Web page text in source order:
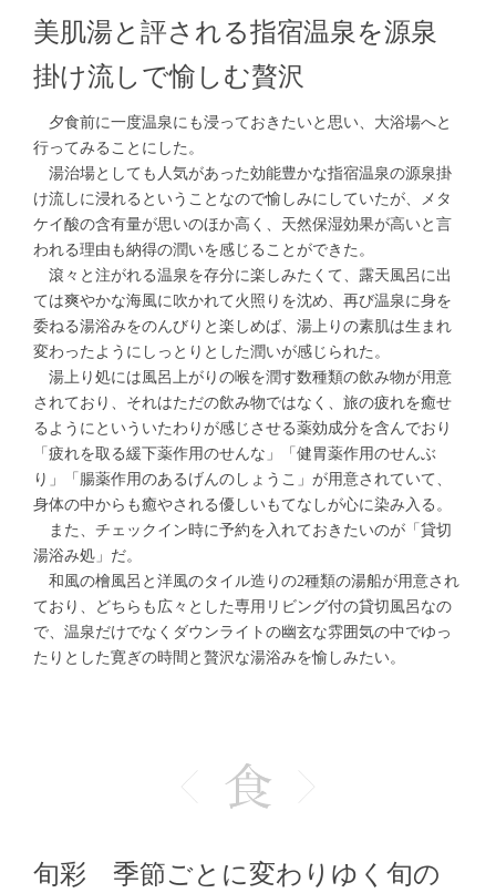
美肌湯と評される指宿温泉を源泉
掛け流しで愉しむ贅沢
夕食前に一度温泉にも浸っておきたいと思い、大浴場へと
行ってみることにした。
湯治場としても人気があった効能豊かな指宿温泉の源泉掛
け流しに浸れるということなので愉しみにしていたが、メタ
ケイ酸の含有量が思いのほか高く、天然保湿効果が高いと言
われる理由も納得の潤いを感じることができた。
滾々と注がれる温泉を存分に楽しみたくて、露天風呂に出
ては爽やかな海風に吹かれて火照りを沈め、再び温泉に身を
委ねる湯浴みをのんびりと楽しめば、湯上りの素肌は生まれ
変わったようにしっとりとした潤いが感じられた。
湯上り処には風呂上がりの喉を潤す数種類の飲み物が用意
されており、それはただの飲み物ではなく、旅の疲れを癒せ
るようにといういたわりが感じさせる薬効成分を含んでおり
「疲れを取る緩下薬作用のせんな」「健胃薬作用のせんぶ
り」「腸薬作用のあるげんのしょうこ」が用意されていて、
身体の中からも癒やされる優しいもてなしが心に染み入る。
また、チェックイン時に予約を入れておきたいのが「貸切
湯浴み処」だ。
和風の檜風呂と洋風のタイル造りの2種類の湯船が用意され
ており、どちらも広々とした専用リビング付の貸切風呂なの
で、温泉だけでなくダウンライトの幽玄な雰囲気の中でゆっ
たりとした寛ぎの時間と贅沢な湯浴みを愉しみたい。
旬彩 季節ごとに変わりゆく旬の